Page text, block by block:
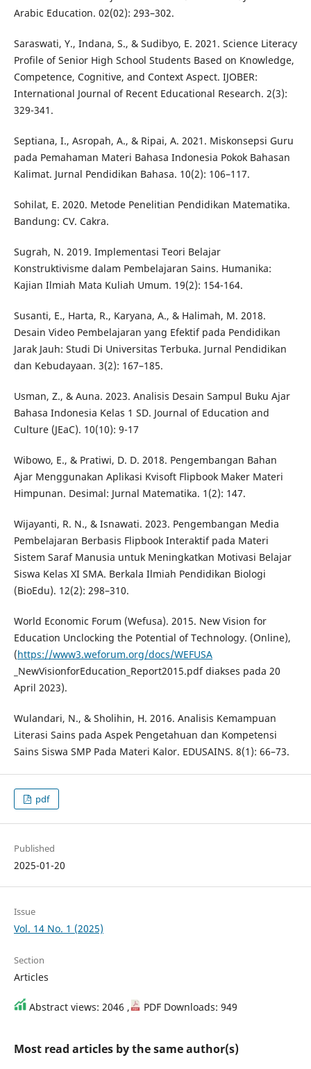
Arabic Education. 02(02): 293–302.
Saraswati, Y., Indana, S., & Sudibyo, E. 2021. Science Literacy
Profile of Senior High School Students Based on Knowledge,
Competence, Cognitive, and Context Aspect. IJOBER:
International Journal of Recent Educational Research. 2(3):
329-341.
Septiana, I., Asropah, A., & Ripai, A. 2021. Miskonsepsi Guru
pada Pemahaman Materi Bahasa Indonesia Pokok Bahasan
Kalimat. Jurnal Pendidikan Bahasa. 10(2): 106–117.
Sohilat, E. 2020. Metode Penelitian Pendidikan Matematika.
Bandung: CV. Cakra.
Sugrah, N. 2019. Implementasi Teori Belajar
Konstruktivisme dalam Pembelajaran Sains. Humanika:
Kajian Ilmiah Mata Kuliah Umum. 19(2): 154-164.
Susanti, E., Harta, R., Karyana, A., & Halimah, M. 2018.
Desain Video Pembelajaran yang Efektif pada Pendidikan
Jarak Jauh: Studi Di Universitas Terbuka. Jurnal Pendidikan
dan Kebudayaan. 3(2): 167–185.
Usman, Z., & Auna. 2023. Analisis Desain Sampul Buku Ajar
Bahasa Indonesia Kelas 1 SD. Journal of Education and
Culture (JEaC). 10(10): 9-17
Wibowo, E., & Pratiwi, D. D. 2018. Pengembangan Bahan
Ajar Menggunakan Aplikasi Kvisoft Flipbook Maker Materi
Himpunan. Desimal: Jurnal Matematika. 1(2): 147.
Wijayanti, R. N., & Isnawati. 2023. Pengembangan Media
Pembelajaran Berbasis Flipbook Interaktif pada Materi
Sistem Saraf Manusia untuk Meningkatkan Motivasi Belajar
Siswa Kelas XI SMA. Berkala Ilmiah Pendidikan Biologi
(BioEdu). 12(2): 298–310.
World Economic Forum (Wefusa). 2015. New Vision for
Education Unclocking the Potential of Technology. (Online),
(https://www3.weforum.org/docs/WEFUSA
_NewVisionforEducation_Report2015.pdf diakses pada 20
April 2023).
Wulandari, N., & Sholihin, H. 2016. Analisis Kemampuan
Literasi Sains pada Aspek Pengetahuan dan Kompetensi
Sains Siswa SMP Pada Materi Kalor. EDUSAINS. 8(1): 66–73.
pdf
Published
2025-01-20
Issue
Vol. 14 No. 1 (2025)
Section
Articles
Abstract views: 2046 , PDF Downloads: 949
Most read articles by the same author(s)